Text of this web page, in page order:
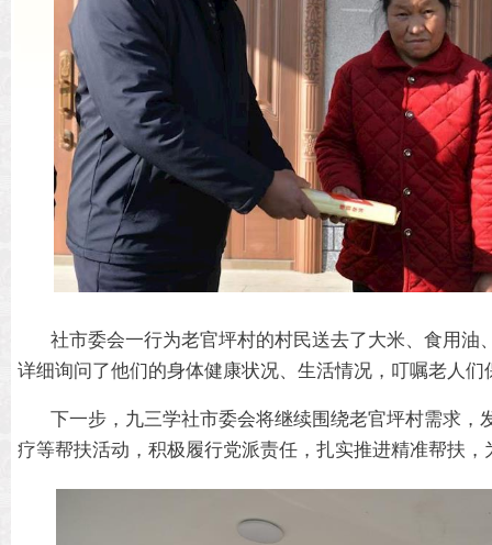
社市委会一行为老官坪村的村民送去了大米、食用
详细询问了他们的身体健康状况、生活情况，叮嘱老人们
下一步，九三学社市委会将继续围绕老官坪村需求
疗等帮扶活动，积极履行党派责任，扎实推进精准帮扶